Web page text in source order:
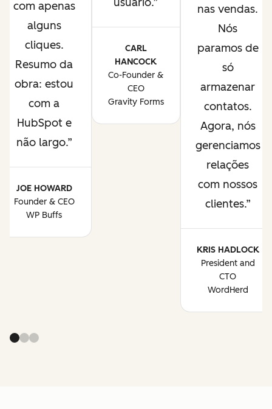
com apenas
alguns
cliques.
Resumo da
obra: estou
com a
HubSpot e
não largo.
JOE HOWARD
Founder & CEO
WP Buffs
CARL
HANCOCK
Co-Founder &
CEO
Gravity Forms
nas vendas.
Nós
paramos de
só
armazenar
contatos.
Agora, nós
gerenciamos
relações
com nossos
clientes.
KRIS HADLOCK
President and
CTO
WordHerd